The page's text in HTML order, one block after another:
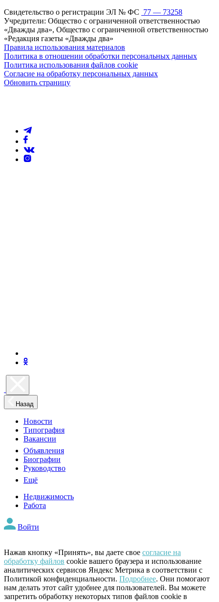
Свидетельство о регистрации ЭЛ № ФС 77 — 73258
Учредители: Общество с ограниченной ответственностью
«Дважды два», Общество с ограниченной ответственностью
«Редакция газеты «Дважды два»
Правила использования материалов
Политика в отношении обработки персональных данных
Политика использования файлов cookie
Согласие на обработку персональных данных
Обновить страницу
Назад
Новости
Типография
Вакансии
Объявления
Биографии
Руководство
Ещё
Недвижимость
Работа
Войти
Нажав кнопку «Принять», вы даете свое согласие на
обработку файлов cookie вашего браузера и использование
аналитических сервисов Яндекс Метрика в соответствии с
Политикой конфиденциальности. Подробнее. Они помогают
нам делать этот сайт удобнее для пользователей. Вы можете
запретить обработку некоторых типов файлов cookie в